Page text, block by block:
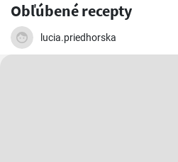
Obľúbené recepty
lucia.priedhorska